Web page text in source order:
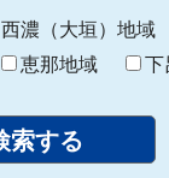
西濃（大垣）地域
恵那地域 下